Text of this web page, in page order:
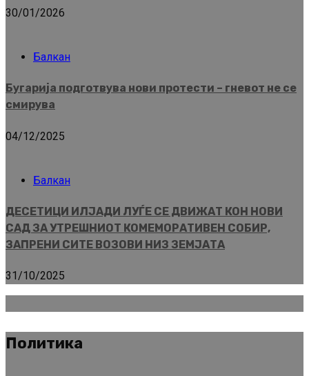
30/01/2026
Балкан
Бугарија подготвува нови протести – гневот не се
смирува
04/12/2025
Балкан
ДЕСЕТИЦИ ИЛЈАДИ ЛУЃЕ СЕ ДВИЖАТ КОН НОВИ
САД ЗА УТРЕШНИОТ КОМЕМОРАТИВЕН СОБИР,
ЗАПРЕНИ СИТЕ ВОЗОВИ НИЗ ЗЕМЈАТА
31/10/2025
Политика